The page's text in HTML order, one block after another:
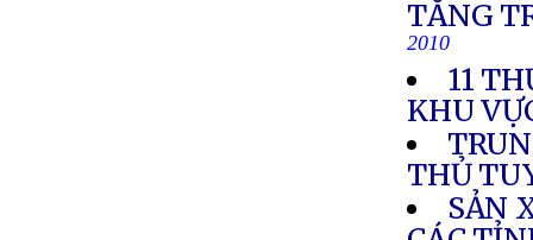
TĂNG
2010
11
KHU
THỦ
SẢN